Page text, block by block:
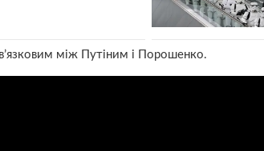
між Путіним і Порошенко.